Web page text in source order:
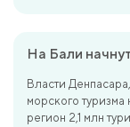
На Бали
Власти
морского
регион 2,1 млн